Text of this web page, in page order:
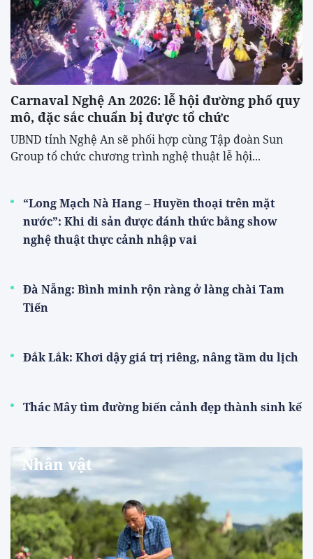
Carnaval Nghệ An 2026: lễ hội đường phố quy
mô, đặc sắc chuẩn bị được tổ chức
UBND tỉnh Nghệ An sẽ phối hợp cùng Tập đoàn Sun
Group tổ chức chương trình nghệ thuật lễ hội...
“Long Mạch Nà Hang – Huyền thoại trên mặt
nước”: Khi di sản được đánh thức bằng show
nghệ thuật thực cảnh nhập vai
Đà Nẵng: Bình minh rộn ràng ở làng chài Tam
Tiến
Đắk Lắk: Khơi dậy giá trị riêng, nâng tầm du lịch
Thác Mây tìm đường biến cảnh đẹp thành sinh kế
Nhân vật